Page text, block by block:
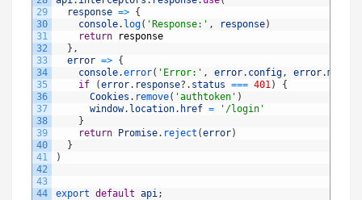
29
30
31
32
33
34
35
36
37
38
39
40
41
42
43
44
response => {
console. log( 'Response:' , response)
return
response
} ,
error => {
console.error( 'Error:' , error. config, error.
if
(error. response? . status === 401)
{
Cookies . remove( 'authtoken' )
window. location. href =
'/login'
}
return
Promise. reject (error)
}
)
export default api;